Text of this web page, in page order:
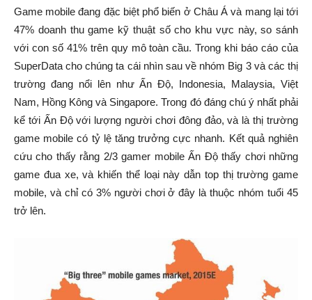
Game mobile đang đặc biệt phổ biến ở Châu Á và mang lại tới
47% doanh thu game kỹ thuật số cho khu vực này, so sánh
với con số 41% trên quy mô toàn cầu. Trong khi báo cáo của
SuperData cho chúng ta cái nhìn sau về nhóm Big 3 và các thị
trường đang nổi lên như Ấn Độ, Indonesia, Malaysia, Việt
Nam, Hồng Kông và Singapore. Trong đó đáng chú ý nhất phải
kể tới Ấn Độ với lượng người chơi đông đảo, và là thị trường
game mobile có tỷ lệ tăng trưởng cực nhanh. Kết quả nghiên
cứu cho thấy rằng 2/3 gamer mobile Ấn Độ thấy chơi những
game đua xe, và khiến thể loại này dẫn top thị trường game
mobile, và chỉ có 3% người chơi ở đây là thuộc nhóm tuổi 45
trở lên.